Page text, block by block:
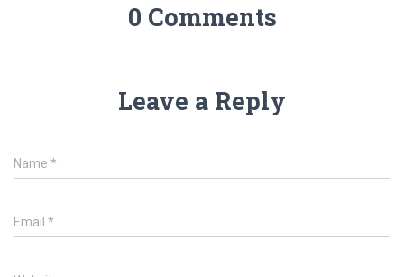
0 Comments
Leave a Reply
Name *
Email *